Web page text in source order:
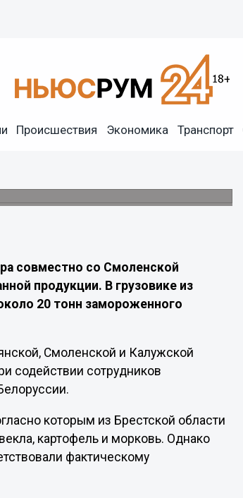
Происшествия Экономика Транспорт
20 тонн сала под
совместно со Смоленской
продукции. В грузовике из
20 тонн замороженного
Смоленской и Калужской
содействии сотрудников
которым из Брестской области
картофель и морковь. Однако
фактическому